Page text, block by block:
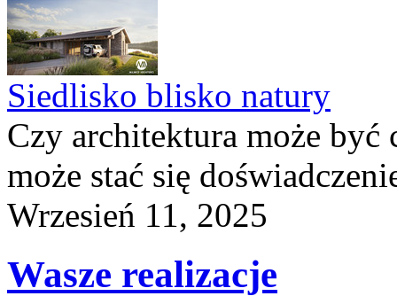
Siedlisko blisko natury
Czy architektura może
może stać się
Wrzesień 11, 2025
Wasze realizacje